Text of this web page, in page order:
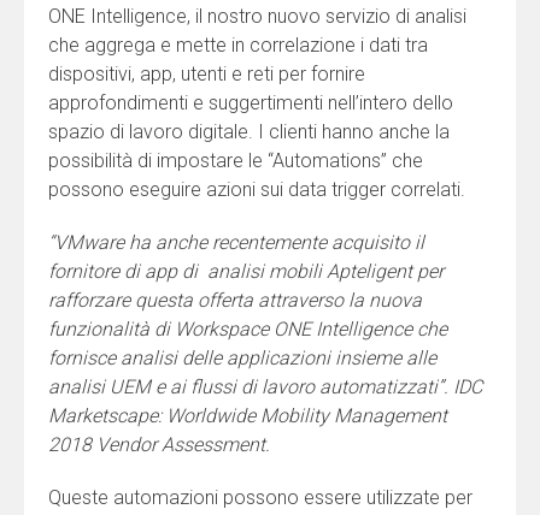
ONE Intelligence, il nostro nuovo servizio di analisi
che aggrega e mette in correlazione i dati tra
dispositivi, app, utenti e reti per fornire
approfondimenti e suggertimenti nell’intero dello
spazio di lavoro digitale. I clienti hanno anche la
possibilità di impostare le “Automations” che
possono eseguire azioni sui data trigger correlati.
“VMware ha anche recentemente acquisito il
fornitore di app di analisi mobili Apteligent per
rafforzare questa offerta attraverso la nuova
funzionalità di Workspace ONE Intelligence che
fornisce analisi delle applicazioni insieme alle
analisi UEM e ai flussi di lavoro automatizzati”. IDC
Marketscape: Worldwide Mobility Management
2018 Vendor Assessment.
Queste automazioni possono essere utilizzate per